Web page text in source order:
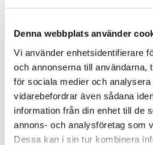
Denna webbplats använder
Vi använder enhetsidentifierare
och annonserna till användarna,
för sociala medier och
vidarebefordrar även sådana
information från din enhet till de
annons- och analysföretag som
Dessa kan i sin tur kombinera
PUBLICERAD 2025-10-18